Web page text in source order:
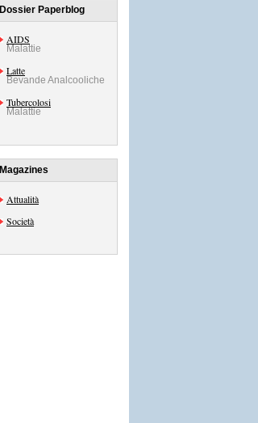
Dossier Paperblog
AIDS
Malattie
Latte
Bevande Analcooliche
Tubercolosi
Malattie
Magazines
Attualità
Società